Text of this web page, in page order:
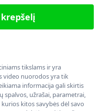
tikslams ir yra
video nuorodos yra tik
informacija gali skirtis
spalvos, užrašai, parametrai,
kitos savybės dėl savo